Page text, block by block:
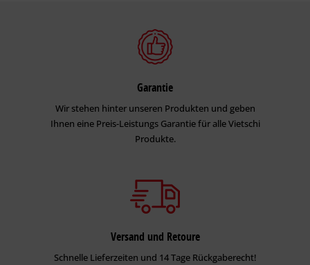
Garantie
Wir stehen hinter unseren Produkten und geben
Ihnen eine Preis-Leistungs Garantie für alle Vietschi
Produkte.
Versand und Retoure
Schnelle Lieferzeiten und 14 Tage Rückgaberecht!